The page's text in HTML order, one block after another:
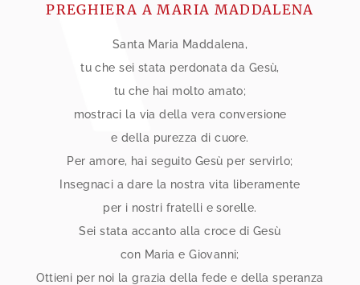
PREGHIERA A MARIA MADDALENA
Santa Maria Maddalena,
tu che sei stata perdonata da Gesù,
tu che hai molto amato;
mostraci la via della vera conversione
e della purezza di cuore.
Per amore, hai seguito Gesù per servirlo;
Insegnaci a dare la nostra vita liberamente
per i nostri fratelli e sorelle.
Sei stata accanto alla croce di Gesù
con Maria e Giovanni;
Ottieni per noi la grazia della fede e della speranza